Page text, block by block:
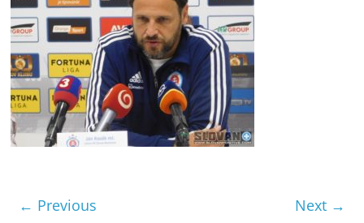
← Previous Next →